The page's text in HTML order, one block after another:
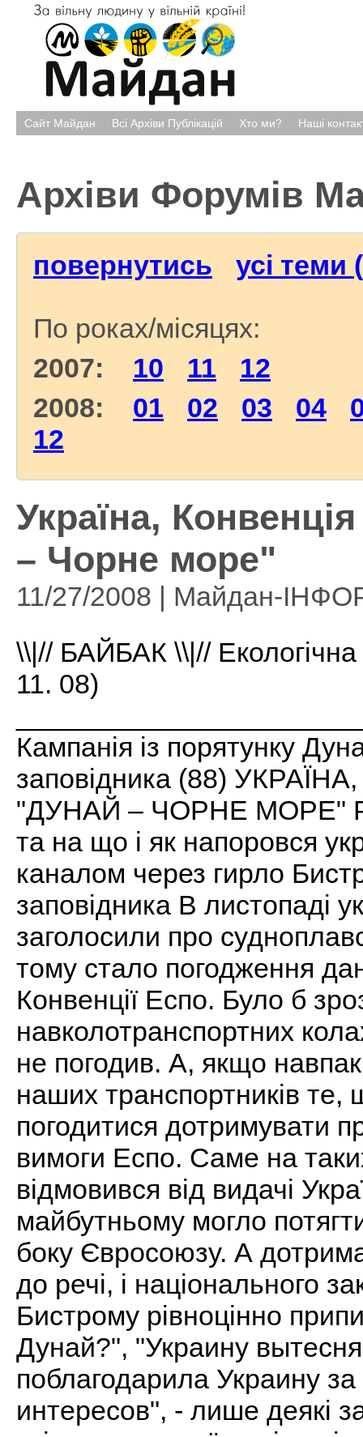
Сайт Майдан Всі Архіви Публікацій Хто ми? Наші
Архіви Форумів
повернутись усі теми
По роках/місяцях:
2007: 10 11
12
2008: 01 02 03 04
12
Україна,
– Чорне море"
11/27/2008 | Майдан-
\\|// БАЙБАК \\|// Екологічна
11. 08)
Кампанія із порятунку
заповідника (88)
"ДУНАЙ – ЧОРНЕ МОРЕ"
та на що і як напоровся
каналом через гирло
заповідника В листопаді
заголосили про
тому стало погодження
Конвенції Еспо. Було б
навколотранспортних
не погодив. А, якщо
наших транспортників
погодитися дотримувати
вимоги Еспо. Саме на
відмовився від видачі
майбутньому могло
боку Євросоюзу. А
до речі, і національного
Бистрому рівноцінно
Дунай?", "Украину
поблагодарила Украину
интересов", - лише деякі